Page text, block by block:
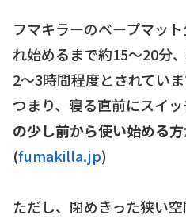
フマキラーのベープマッ
れ始めるまで約15〜20分
2〜3時間程度とされていま
つまり、寝る直前にスイッ
の少し前から使い始める
(fumakilla.jp)
ただし、閉めきった狭い空